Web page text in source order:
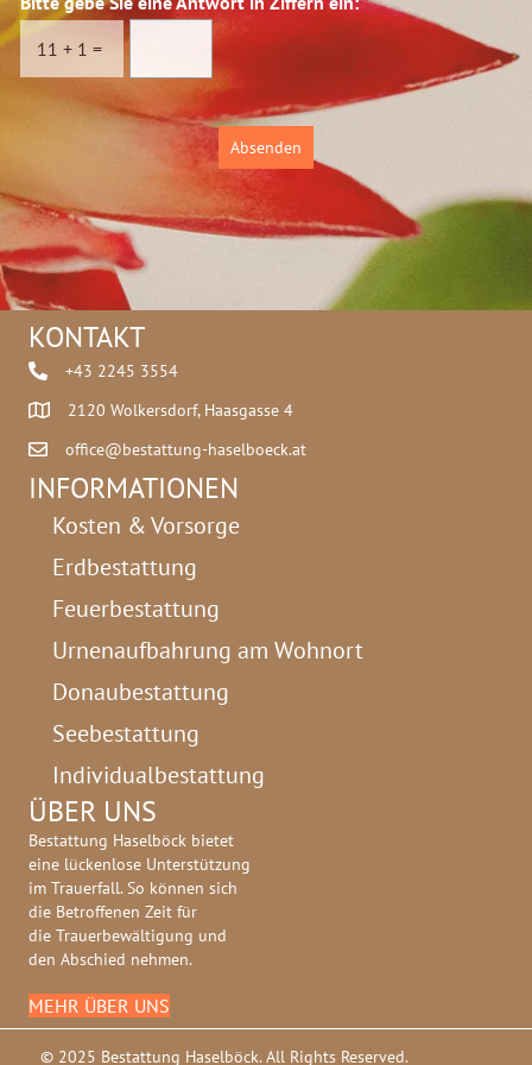
e
i
e
s
c
u
11 + 1 =
Absenden
KONTAKT
+43 2245 3554
2120 Wolkersdorf, Haasgasse 4
office@bestattung-haselboeck.at
INFORMATIONEN
Kosten & Vorsorge
Erdbestattung
Feuerbestattung
Urnenaufbahrung am Wohnort
Donaubestattung
Seebestattung
Individualbestattung
ÜBER UNS
Bestattung Haselböck bietet
eine lückenlose Unterstützung
im Trauerfall. So können sich
die Betroffenen Zeit für
die Trauerbewältigung und
den Abschied nehmen.
MEHR ÜBER UNS
© 2025 Bestattung Haselböck. All Rights Reserved.